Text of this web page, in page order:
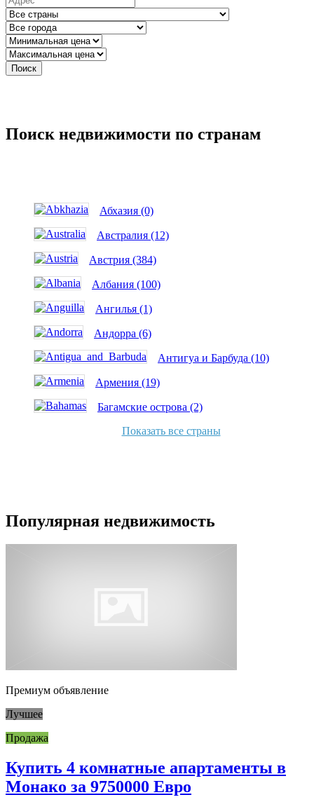
Поиск
Поиск недвижимости по странам
Абхазия (0)
Австралия (12)
Австрия (384)
Албания (100)
Ангилья (1)
Андорра (6)
Антигуа и Барбуда (10)
Армения (19)
Багамские острова (2)
Показать все страны
Популярная недвижимость
Премиум объявление
Лучшее
Продажа
Купить 4 комнатные апартаменты в
Монако за 9750000 Евро